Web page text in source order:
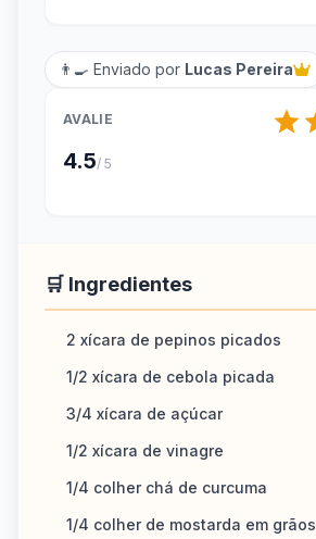
👨‍🍳 Enviado por Lucas Pereira
AVALIE
4.5/ 5
🛒 Ingredientes
2 xícara de pepinos picados
1/2 xícara de cebola picada
3/4 xícara de açúcar
1/2 xícara de vinagre
1/4 colher chá de curcuma
1/4 colher de mostarda em grãos